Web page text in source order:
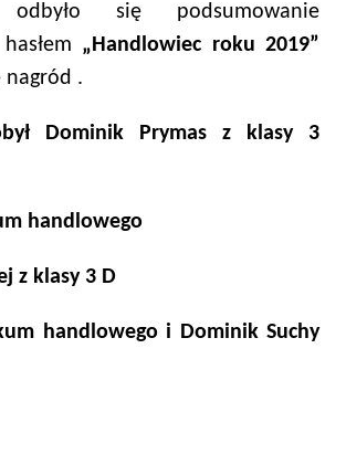
odbyło się podsumowanie
„Handlowiec roku 2019”
nagród .
Dominik Prymas z klasy 3
handlowego
z klasy 3 D
handlowego i Dominik Suchy